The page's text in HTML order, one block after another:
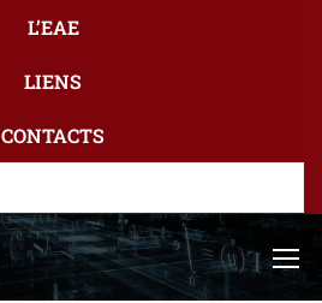
L’EAE
LIENS
CONTACTS